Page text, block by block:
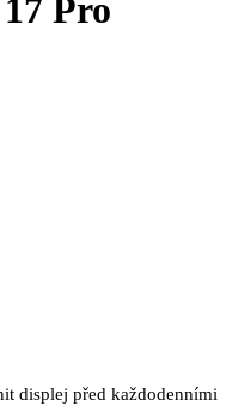
Pro
displej před každodenními